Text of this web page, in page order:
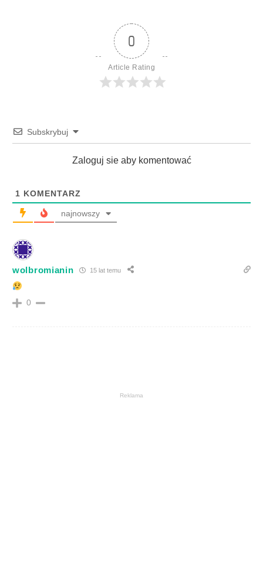
0
Article Rating
Subskrybuj
Zaloguj sie aby komentować
1 KOMENTARZ
najnowszy
wolbromianin 15 lat temu
0
Reklama